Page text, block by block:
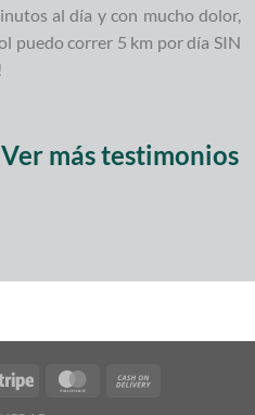
al día y con mucho dolor,
puedo correr 5 km por día SIN
Ver más testimonios